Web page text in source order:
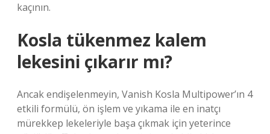
kaçının.
Kosla tükenmez kalem
lekesini çıkarır mı?
Ancak endişelenmeyin, Vanish Kosla Multipower’ın 4
etkili formülü, ön işlem ve yıkama ile en inatçı
mürekkep lekeleriyle başa çıkmak için yeterince